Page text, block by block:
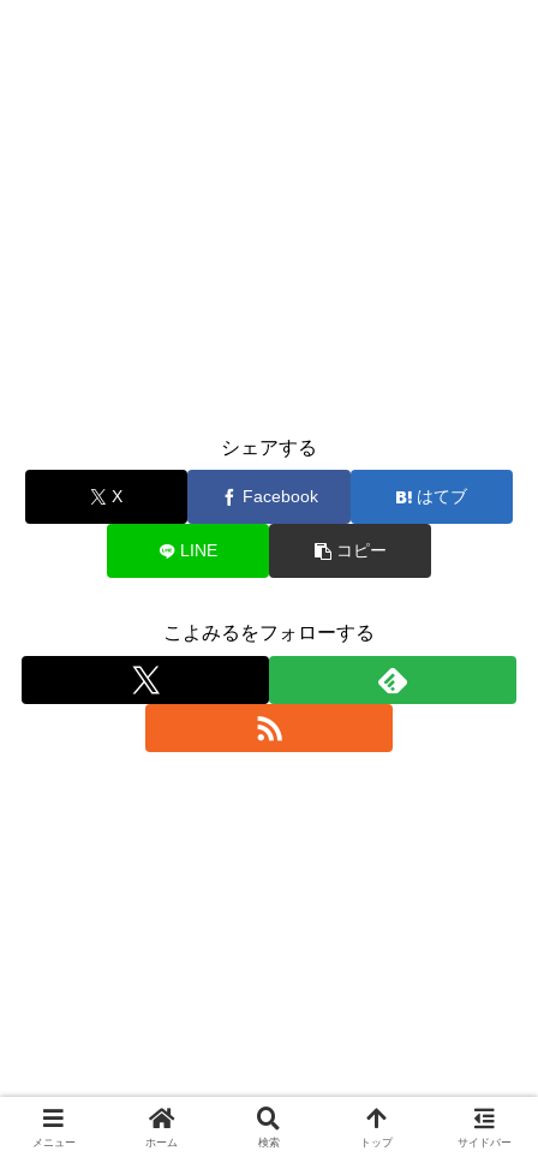
シェアする
X Facebook はてブ
LINE コピー
こよみるをフォローする
メニュー ホーム 検索 トップ サイドバー